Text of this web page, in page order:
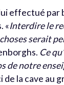
effectué par
«Interdire le
serait
Ce
de notre
la cave au